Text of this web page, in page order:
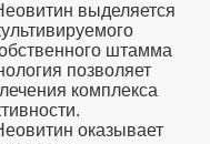
выделяется
штамма
позволяет
комплекса
оказывает